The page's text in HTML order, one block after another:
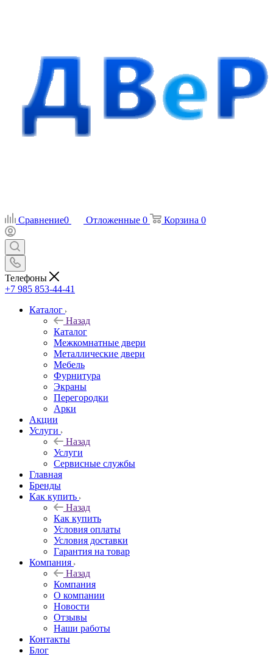
Сравнение0 Отложенные 0 Корзина 0
Телефоны
+7 985 853-44-41
Каталог
Назад
Каталог
Межкомнатные двери
Металлические двери
Мебель
Фурнитура
Экраны
Перегородки
Арки
Акции
Услуги
Назад
Услуги
Сервисные службы
Главная
Бренды
Как купить
Назад
Как купить
Условия оплаты
Условия доставки
Гарантия на товар
Компания
Назад
Компания
О компании
Новости
Отзывы
Наши работы
Контакты
Блог